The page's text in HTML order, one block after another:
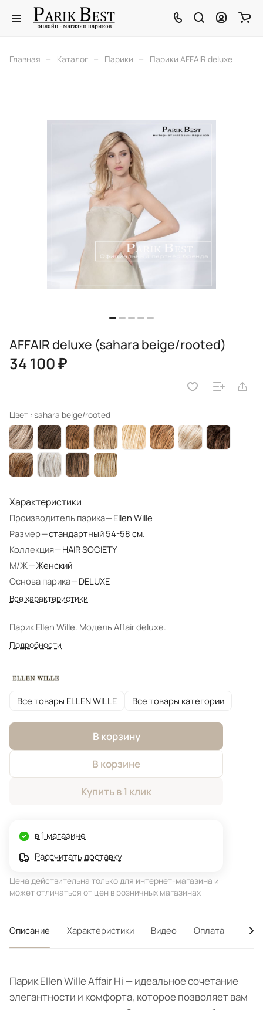
Главная – Каталог – Парики – Парики AFFAIR deluxe
AFFAIR deluxe (sahara beige/rooted)
34 100 ₽
Цвет : sahara beige/rooted
Характеристики
Производитель парика—Ellen Wille
Размер—стандартный 54-58 см.
Коллекция—HAIR SOCIETY
М/Ж—Женский
Основа парика—DELUXE
Все характеристики
Парик Ellen Wille. Модель Affair deluxe.
Подробности
Все товары ELLEN WILLE Все товары категории
В корзину
В корзине
Купить в 1 клик
в 1 магазине
Рассчитать доставку
Цена действительна только для интернет-магазина и
может отличаться от цен в розничных магазинах
Описание Характеристики Видео Оплата
Парик Ellen Wille Affair Hi — идеальное сочетание
элегантности и комфорта, которое позволяет вам